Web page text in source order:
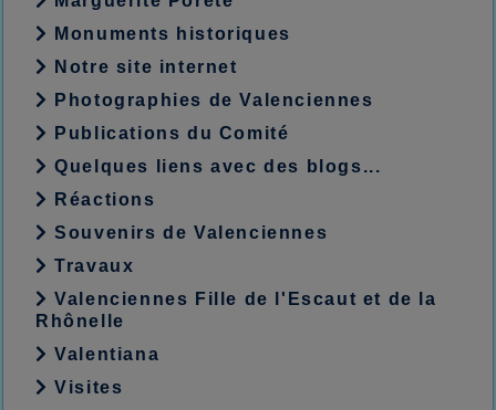
Monuments historiques
Notre site internet
Photographies de Valenciennes
Publications du Comité
Quelques liens avec des blogs...
Réactions
Souvenirs de Valenciennes
Travaux
Valenciennes Fille de l'Escaut et de la
Rhônelle
Valentiana
Visites